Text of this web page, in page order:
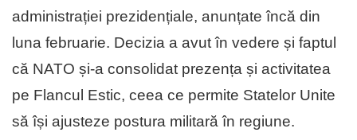
administrației prezidențiale, anunțate încă din
luna februarie. Decizia a avut în vedere și faptul
că NATO și-a consolidat prezența și activitatea
pe Flancul Estic, ceea ce permite Statelor Unite
să își ajusteze postura militară în regiune.